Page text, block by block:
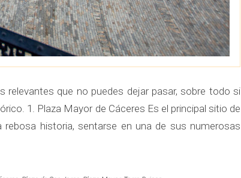
que no puedes dejar pasar, sobre todo si
1. Plaza Mayor de Cáceres Es el principal sitio de
historia, sentarse en una de sus numerosas